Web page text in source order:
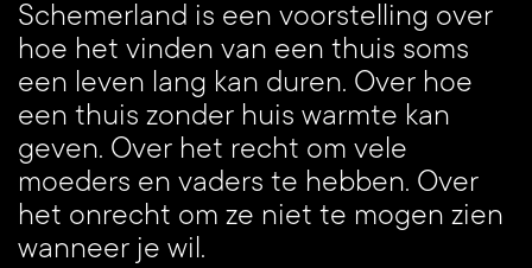
Schemerland is een voorstelling over
hoe het vinden van een thuis soms
een leven lang kan duren. Over hoe
een thuis zonder huis warmte kan
geven. Over het recht om vele
moeders en vaders te hebben. Over
het onrecht om ze niet te mogen zien
wanneer je wil.
Inzoomen